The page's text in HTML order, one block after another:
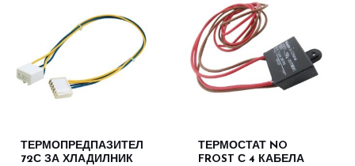
ТЕРМОПРЕДПАЗИТЕЛ
72С ЗА ХЛАДИЛНИК
ТЕРМОСТАТ NO
FROST С 4 КАБЕЛА